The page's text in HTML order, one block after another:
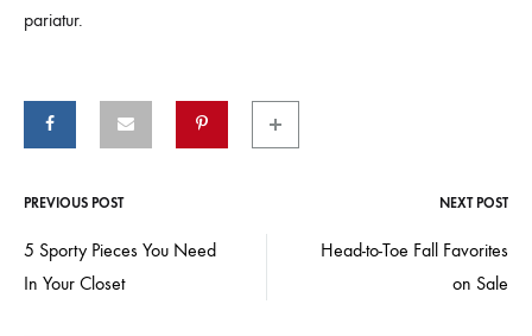
pariatur.
Post
navigation
PREVIOUS POST NEXT POST
5 Sporty Pieces You Need
In Your Closet
Head-to-Toe Fall Favorites
on Sale